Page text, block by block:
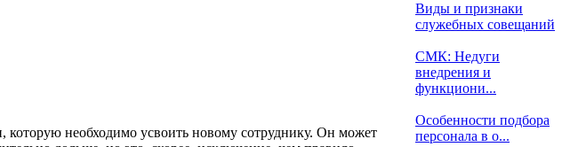
необходимо усвоить новому сотруднику. Он может
Виды и признаки
служебных совещаний
СМК: Недуги
внедрения и
функциони...
Особенности подбора
персонала в о...